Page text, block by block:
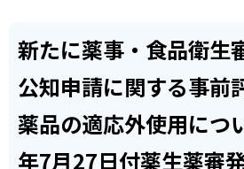
新たに薬事・食品衛生
公知申請に関する事前
薬品の適応外使用につ
年7月27日付薬生薬審